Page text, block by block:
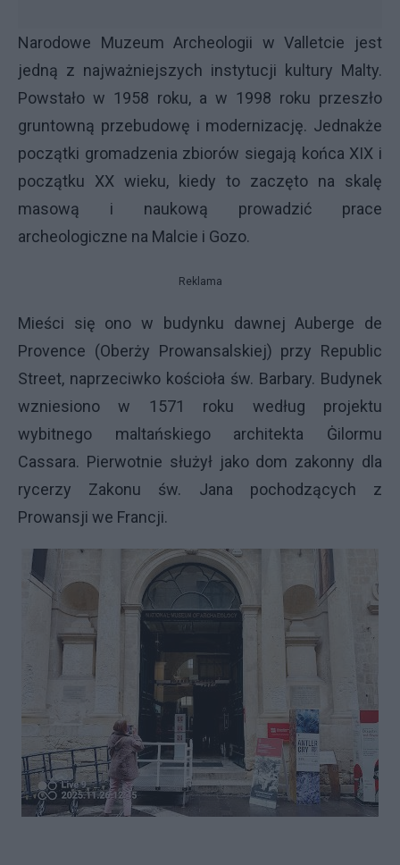
Narodowe Muzeum Archeologii w Valletcie jest
jedną z najważniejszych instytucji kultury Malty.
Powstało w 1958 roku, a w 1998 roku przeszło
gruntowną przebudowę i modernizację. Jednakże
początki gromadzenia zbiorów siegają końca XIX i
początku XX wieku, kiedy to zaczęto na skalę
masową i naukową prowadzić prace
archeologiczne na Malcie i Gozo.
Reklama
Mieści się ono w budynku dawnej Auberge de
Provence (Oberży Prowansalskiej) przy Republic
Street, naprzeciwko kościoła św. Barbary. Budynek
wzniesiono w 1571 roku według projektu
wybitnego maltańskiego architekta Ġilormu
Cassara. Pierwotnie służył jako dom zakonny dla
rycerzy Zakonu św. Jana pochodzących z
Prowansji we Francji.